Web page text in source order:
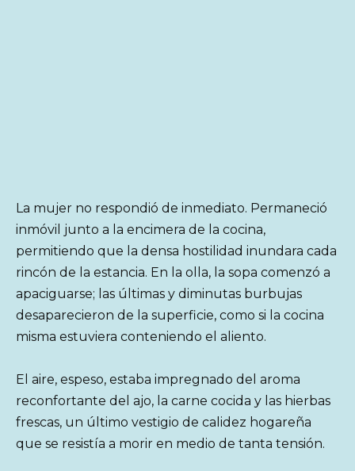
La mujer no respondió de inmediato. Permaneció
inmóvil junto a la encimera de la cocina,
permitiendo que la densa hostilidad inundara cada
rincón de la estancia. En la olla, la sopa comenzó a
apaciguarse; las últimas y diminutas burbujas
desaparecieron de la superficie, como si la cocina
misma estuviera conteniendo el aliento.
El aire, espeso, estaba impregnado del aroma
reconfortante del ajo, la carne cocida y las hierbas
frescas, un último vestigio de calidez hogareña
que se resistía a morir en medio de tanta tensión.